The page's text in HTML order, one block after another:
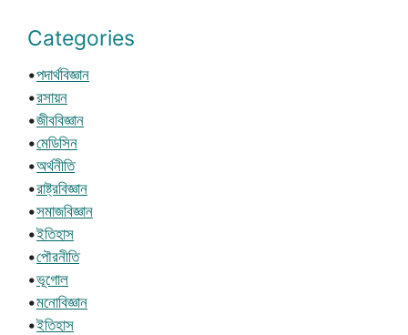
Categories
•পদার্থবিজ্ঞান
•রসায়ন
•জীববিজ্ঞান
•মেডিসিন
•অর্থনীতি
•রাষ্ট্রবিজ্ঞান
•সমাজবিজ্ঞান
•ইতিহাস
•পৌরনীতি
•ভূগোল
•মনোবিজ্ঞান
•ইতিহাস